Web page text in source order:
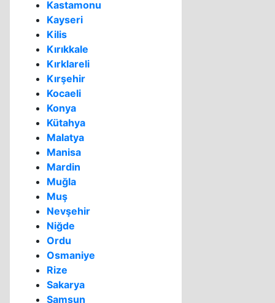
Kastamonu
Kayseri
Kilis
Kırıkkale
Kırklareli
Kırşehir
Kocaeli
Konya
Kütahya
Malatya
Manisa
Mardin
Muğla
Muş
Nevşehir
Niğde
Ordu
Osmaniye
Rize
Sakarya
Samsun